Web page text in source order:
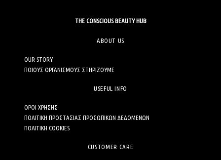
THE CONSCIOUS BEAUTY HUB
ABOUT US
OUR STORY
ΠΟΙΟΥΣ ΟΡΓΑΝΙΣΜΟΥΣ ΣΤΗΡΙΖΟΥΜΕ
USEFUL INFO
ΟΡΟΙ ΧΡΗΣΗΣ
ΠΟΛΙΤΙΚΗ ΠΡΟΣΤΑΣΙΑΣ ΠΡΟΣΩΠΙΚΩΝ ΔΕΔΟΜΕΝΩΝ
ΠΟΛΙΤΙΚΗ COOKIES
CUSTOMER CARE